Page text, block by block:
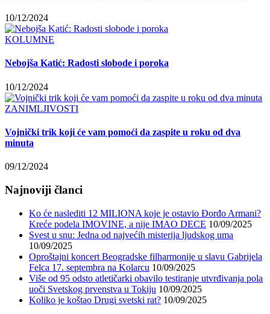
10/12/2024
KOLUMNE
Nebojša Katić: Radosti slobode i poroka
10/12/2024
ZANIMLJIVOSTI
Vojnički trik koji će vam pomoći da zaspite u roku od dva
minuta
09/12/2024
Najnoviji članci
Ko će naslediti 12 MILIONA koje je ostavio Đorđo Armani?
Kreće podela IMOVINE, a nije IMAO DECE 10/09/2025
Svest u snu: Jedna od najvećih misterija ljudskog uma
10/09/2025
Oproštajni koncert Beogradske filharmonije u slavu Gabrijela
Felca 17. septembra na Kolarcu 10/09/2025
Više od 95 odsto atletičarki obavilo testiranje utvrđivanja pola
uoči Svetskog prvenstva u Tokiju 10/09/2025
Koliko je koštao Drugi svetski rat? 10/09/2025